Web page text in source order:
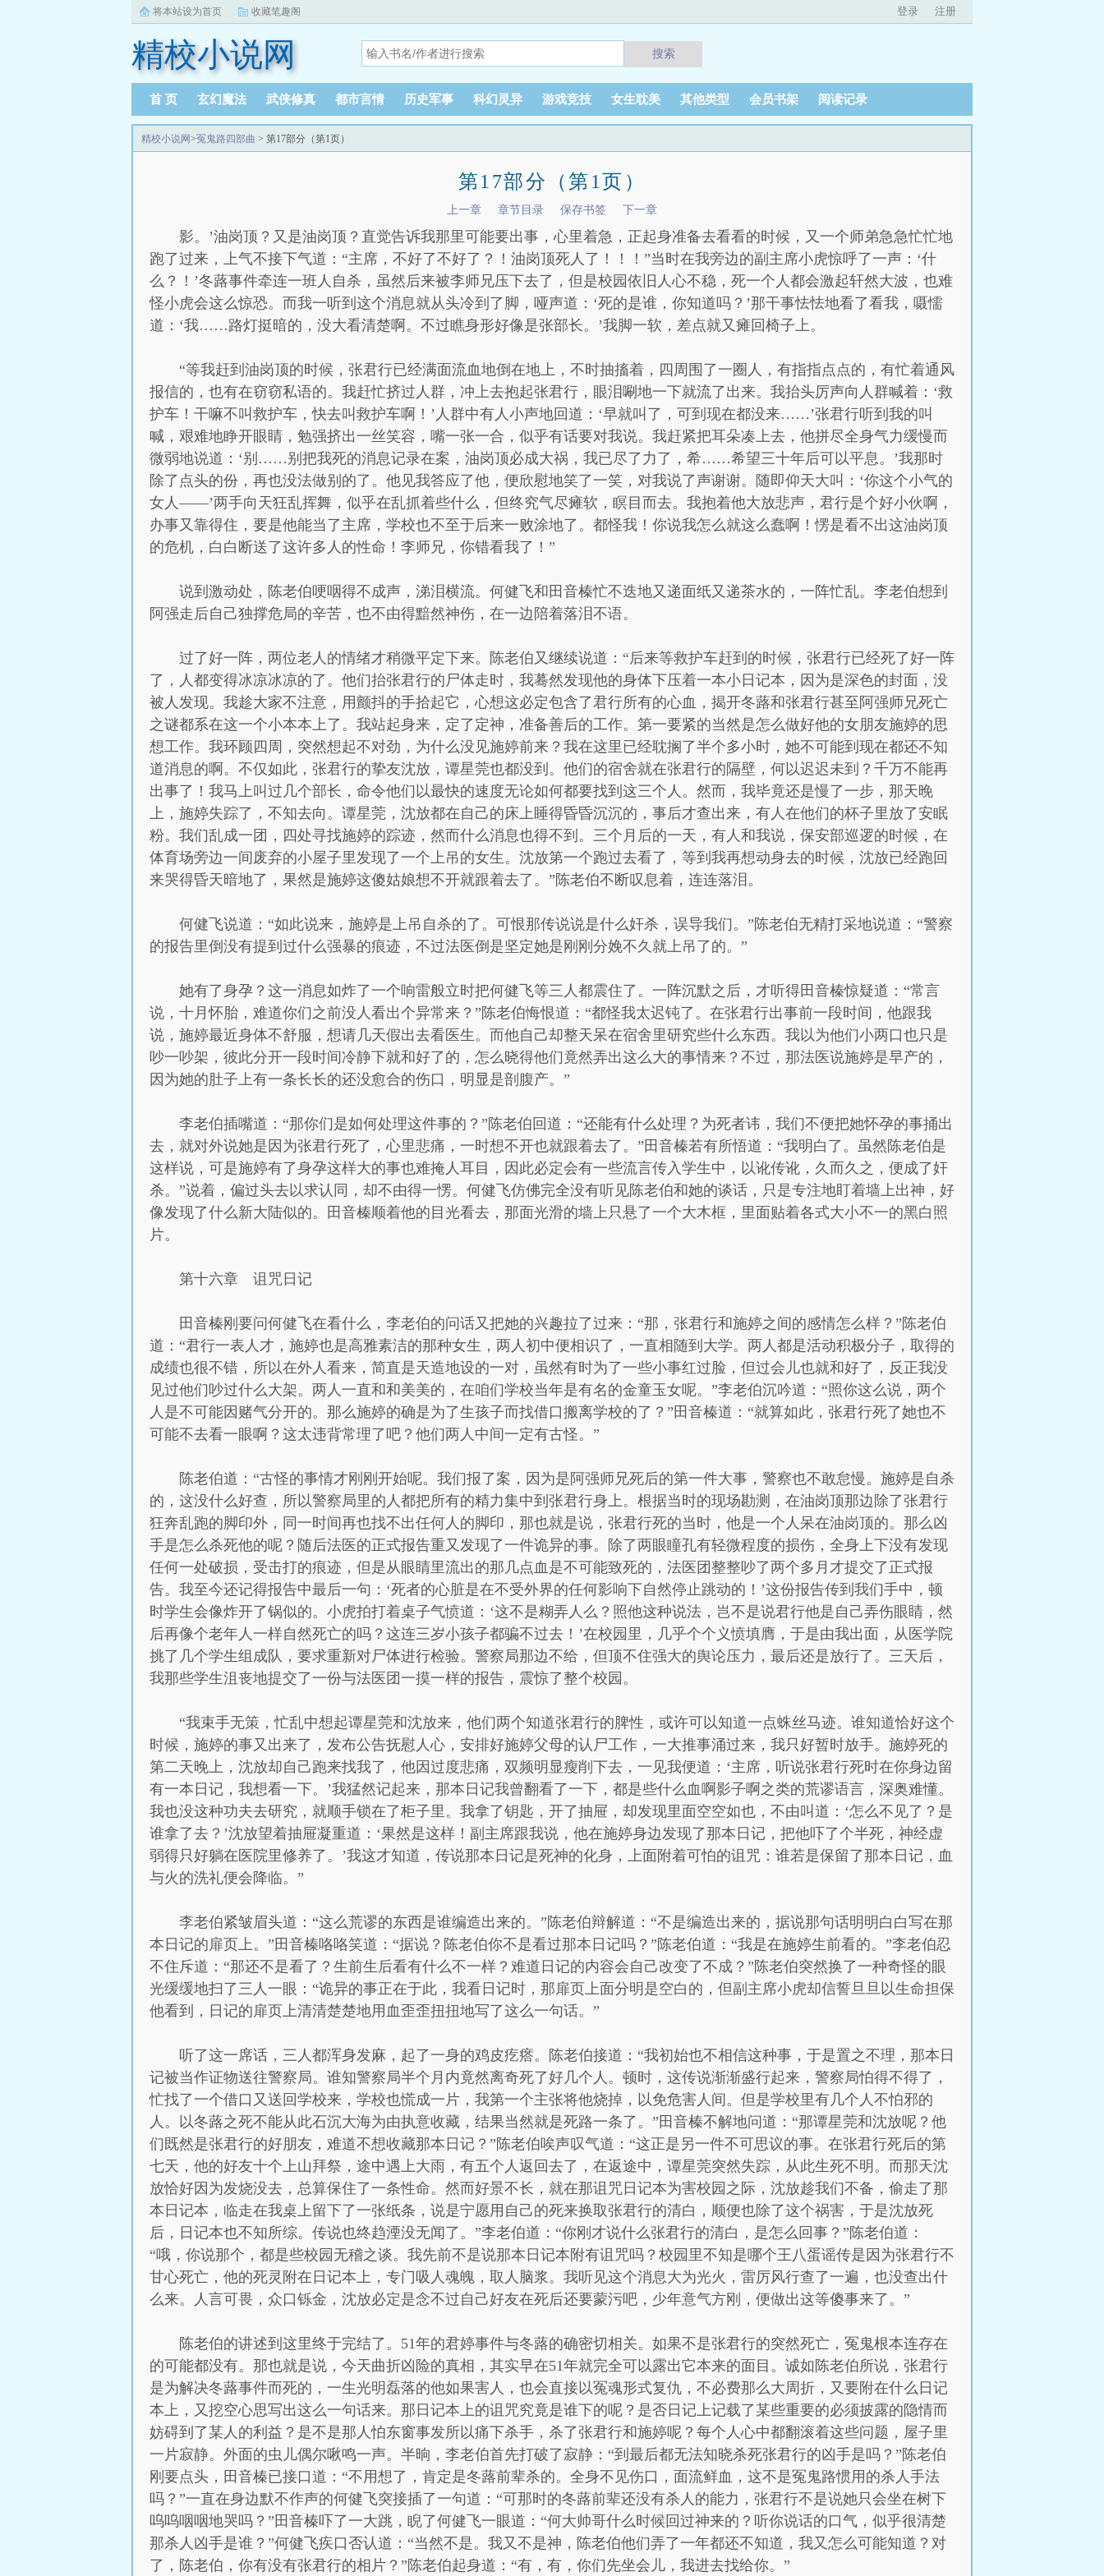
将本站设为首页 收藏笔趣阁 登录 注册
精校小说网 搜索
首 页 玄幻魔法 武侠修真 都市言情 历史军事 科幻灵异 游戏竞技 女生耽美 其他类型 会员书架 阅读记录
精校小说网>冤鬼路四部曲 > 第17部分（第1页）
第17部分（第1页）
上一章 章节目录 保存书签 下一章
影。’油岗顶？又是油岗顶？直觉告诉我那里可能要出事，心里着急，正起身准备去看看的时候，又一个师弟急急忙忙地
跑了过来，上气不接下气道：“主席，不好了不好了？！油岗顶死人了！！！”当时在我旁边的副主席小虎惊呼了一声：‘什
么？！’冬蕗事件牵连一班人自杀，虽然后来被李师兄压下去了，但是校园依旧人心不稳，死一个人都会激起轩然大波，也难
怪小虎会这么惊恐。而我一听到这个消息就从头冷到了脚，哑声道：‘死的是谁，你知道吗？’那干事怯怯地看了看我，嗫懦
道：‘我……路灯挺暗的，没大看清楚啊。不过瞧身形好像是张部长。’我脚一软，差点就又瘫回椅子上。
“等我赶到油岗顶的时候，张君行已经满面流血地倒在地上，不时抽搐着，四周围了一圈人，有指指点点的，有忙着通风
报信的，也有在窃窃私语的。我赶忙挤过人群，冲上去抱起张君行，眼泪唰地一下就流了出来。我抬头厉声向人群喊着：‘救
护车！干嘛不叫救护车，快去叫救护车啊！’人群中有人小声地回道：‘早就叫了，可到现在都没来……’张君行听到我的叫
喊，艰难地睁开眼睛，勉强挤出一丝笑容，嘴一张一合，似乎有话要对我说。我赶紧把耳朵凑上去，他拼尽全身气力缓慢而
微弱地说道：‘别……别把我死的消息记录在案，油岗顶必成大祸，我已尽了力了，希……希望三十年后可以平息。’我那时
除了点头的份，再也没法做别的了。他见我答应了他，便欣慰地笑了一笑，对我说了声谢谢。随即仰天大叫：‘你这个小气的
女人——’两手向天狂乱挥舞，似乎在乱抓着些什么，但终究气尽瘫软，瞑目而去。我抱着他大放悲声，君行是个好小伙啊，
办事又靠得住，要是他能当了主席，学校也不至于后来一败涂地了。都怪我！你说我怎么就这么蠢啊！愣是看不出这油岗顶
的危机，白白断送了这许多人的性命！李师兄，你错看我了！”
说到激动处，陈老伯哽咽得不成声，涕泪横流。何健飞和田音榛忙不迭地又递面纸又递茶水的，一阵忙乱。李老伯想到
阿强走后自己独撑危局的辛苦，也不由得黯然神伤，在一边陪着落泪不语。
过了好一阵，两位老人的情绪才稍微平定下来。陈老伯又继续说道：“后来等救护车赶到的时候，张君行已经死了好一阵
了，人都变得冰凉冰凉的了。他们抬张君行的尸体走时，我蓦然发现他的身体下压着一本小日记本，因为是深色的封面，没
被人发现。我趁大家不注意，用颤抖的手拾起它，心想这必定包含了君行所有的心血，揭开冬蕗和张君行甚至阿强师兄死亡
之谜都系在这一个小本本上了。我站起身来，定了定神，准备善后的工作。第一要紧的当然是怎么做好他的女朋友施婷的思
想工作。我环顾四周，突然想起不对劲，为什么没见施婷前来？我在这里已经耽搁了半个多小时，她不可能到现在都还不知
道消息的啊。不仅如此，张君行的挚友沈放，谭星莞也都没到。他们的宿舍就在张君行的隔壁，何以迟迟未到？千万不能再
出事了！我马上叫过几个部长，命令他们以最快的速度无论如何都要找到这三个人。然而，我毕竟还是慢了一步，那天晚
上，施婷失踪了，不知去向。谭星莞，沈放都在自己的床上睡得昏昏沉沉的，事后才查出来，有人在他们的杯子里放了安眠
粉。我们乱成一团，四处寻找施婷的踪迹，然而什么消息也得不到。三个月后的一天，有人和我说，保安部巡逻的时候，在
体育场旁边一间废弃的小屋子里发现了一个上吊的女生。沈放第一个跑过去看了，等到我再想动身去的时候，沈放已经跑回
来哭得昏天暗地了，果然是施婷这傻姑娘想不开就跟着去了。”陈老伯不断叹息着，连连落泪。
何健飞说道：“如此说来，施婷是上吊自杀的了。可恨那传说说是什么奸杀，误导我们。”陈老伯无精打采地说道：“警察
的报告里倒没有提到过什么强暴的痕迹，不过法医倒是坚定她是刚刚分娩不久就上吊了的。”
她有了身孕？这一消息如炸了一个响雷般立时把何健飞等三人都震住了。一阵沉默之后，才听得田音榛惊疑道：“常言
说，十月怀胎，难道你们之前没人看出个异常来？”陈老伯悔恨道：“都怪我太迟钝了。在张君行出事前一段时间，他跟我
说，施婷最近身体不舒服，想请几天假出去看医生。而他自己却整天呆在宿舍里研究些什么东西。我以为他们小两口也只是
吵一吵架，彼此分开一段时间冷静下就和好了的，怎么晓得他们竟然弄出这么大的事情来？不过，那法医说施婷是早产的，
因为她的肚子上有一条长长的还没愈合的伤口，明显是剖腹产。”
李老伯插嘴道：“那你们是如何处理这件事的？”陈老伯回道：“还能有什么处理？为死者讳，我们不便把她怀孕的事捅出
去，就对外说她是因为张君行死了，心里悲痛，一时想不开也就跟着去了。”田音榛若有所悟道：“我明白了。虽然陈老伯是
这样说，可是施婷有了身孕这样大的事也难掩人耳目，因此必定会有一些流言传入学生中，以讹传讹，久而久之，便成了奸
杀。”说着，偏过头去以求认同，却不由得一愣。何健飞仿佛完全没有听见陈老伯和她的谈话，只是专注地盯着墙上出神，好
像发现了什么新大陆似的。田音榛顺着他的目光看去，那面光滑的墙上只悬了一个大木框，里面贴着各式大小不一的黑白照
片。
第十六章 诅咒日记
田音榛刚要问何健飞在看什么，李老伯的问话又把她的兴趣拉了过来：“那，张君行和施婷之间的感情怎么样？”陈老伯
道：“君行一表人才，施婷也是高雅素洁的那种女生，两人初中便相识了，一直相随到大学。两人都是活动积极分子，取得的
成绩也很不错，所以在外人看来，简直是天造地设的一对，虽然有时为了一些小事红过脸，但过会儿也就和好了，反正我没
见过他们吵过什么大架。两人一直和和美美的，在咱们学校当年是有名的金童玉女呢。”李老伯沉吟道：“照你这么说，两个
人是不可能因赌气分开的。那么施婷的确是为了生孩子而找借口搬离学校的了？”田音榛道：“就算如此，张君行死了她也不
可能不去看一眼啊？这太违背常理了吧？他们两人中间一定有古怪。”
陈老伯道：“古怪的事情才刚刚开始呢。我们报了案，因为是阿强师兄死后的第一件大事，警察也不敢怠慢。施婷是自杀
的，这没什么好查，所以警察局里的人都把所有的精力集中到张君行身上。根据当时的现场勘测，在油岗顶那边除了张君行
狂奔乱跑的脚印外，同一时间再也找不出任何人的脚印，那也就是说，张君行死的当时，他是一个人呆在油岗顶的。那么凶
手是怎么杀死他的呢？随后法医的正式报告重又发现了一件诡异的事。除了两眼瞳孔有轻微程度的损伤，全身上下没有发现
任何一处破损，受击打的痕迹，但是从眼睛里流出的那几点血是不可能致死的，法医团整整吵了两个多月才提交了正式报
告。我至今还记得报告中最后一句：‘死者的心脏是在不受外界的任何影响下自然停止跳动的！’这份报告传到我们手中，顿
时学生会像炸开了锅似的。小虎拍打着桌子气愤道：‘这不是糊弄人么？照他这种说法，岂不是说君行他是自己弄伤眼睛，然
后再像个老年人一样自然死亡的吗？这连三岁小孩子都骗不过去！’在校园里，几乎个个义愤填膺，于是由我出面，从医学院
挑了几个学生组成队，要求重新对尸体进行检验。警察局那边不给，但顶不住强大的舆论压力，最后还是放行了。三天后，
我那些学生沮丧地提交了一份与法医团一摸一样的报告，震惊了整个校园。
“我束手无策，忙乱中想起谭星莞和沈放来，他们两个知道张君行的脾性，或许可以知道一点蛛丝马迹。谁知道恰好这个
时候，施婷的事又出来了，发布公告抚慰人心，安排好施婷父母的认尸工作，一大推事涌过来，我只好暂时放手。施婷死的
第二天晚上，沈放却自己跑来找我了，他因过度悲痛，双频明显瘦削下去，一见我便道：‘主席，听说张君行死时在你身边留
有一本日记，我想看一下。’我猛然记起来，那本日记我曾翻看了一下，都是些什么血啊影子啊之类的荒谬语言，深奥难懂。
我也没这种功夫去研究，就顺手锁在了柜子里。我拿了钥匙，开了抽屉，却发现里面空空如也，不由叫道：‘怎么不见了？是
谁拿了去？’沈放望着抽屉凝重道：‘果然是这样！副主席跟我说，他在施婷身边发现了那本日记，把他吓了个半死，神经虚
弱得只好躺在医院里修养了。’我这才知道，传说那本日记是死神的化身，上面附着可怕的诅咒：谁若是保留了那本日记，血
与火的洗礼便会降临。”
李老伯紧皱眉头道：“这么荒谬的东西是谁编造出来的。”陈老伯辩解道：“不是编造出来的，据说那句话明明白白写在那
本日记的扉页上。”田音榛咯咯笑道：“据说？陈老伯你不是看过那本日记吗？”陈老伯道：“我是在施婷生前看的。”李老伯忍
不住斥道：“那还不是看了？生前生后看有什么不一样？难道日记的内容会自己改变了不成？”陈老伯突然换了一种奇怪的眼
光缓缓地扫了三人一眼：“诡异的事正在于此，我看日记时，那扉页上面分明是空白的，但副主席小虎却信誓旦旦以生命担保
他看到，日记的扉页上清清楚楚地用血歪歪扭扭地写了这么一句话。”
听了这一席话，三人都浑身发麻，起了一身的鸡皮疙瘩。陈老伯接道：“我初始也不相信这种事，于是置之不理，那本日
记被当作证物送往警察局。谁知警察局半个月内竟然离奇死了好几个人。顿时，这传说渐渐盛行起来，警察局怕得不得了，
忙找了一个借口又送回学校来，学校也慌成一片，我第一个主张将他烧掉，以免危害人间。但是学校里有几个人不怕邪的
人。以冬蕗之死不能从此石沉大海为由执意收藏，结果当然就是死路一条了。”田音榛不解地问道：“那谭星莞和沈放呢？他
们既然是张君行的好朋友，难道不想收藏那本日记？”陈老伯唉声叹气道：“这正是另一件不可思议的事。在张君行死后的第
七天，他的好友十个上山拜祭，途中遇上大雨，有五个人返回去了，在返途中，谭星莞突然失踪，从此生死不明。而那天沈
放恰好因为发烧没去，总算保住了一条性命。然而好景不长，就在那诅咒日记本为害校园之际，沈放趁我们不备，偷走了那
本日记本，临走在我桌上留下了一张纸条，说是宁愿用自己的死来换取张君行的清白，顺便也除了这个祸害，于是沈放死
后，日记本也不知所综。传说也终趋湮没无闻了。”李老伯道：“你刚才说什么张君行的清白，是怎么回事？”陈老伯道：
“哦，你说那个，都是些校园无稽之谈。我先前不是说那本日记本附有诅咒吗？校园里不知是哪个王八蛋谣传是因为张君行不
甘心死亡，他的死灵附在日记本上，专门吸人魂魄，取人脑浆。我听见这个消息大为光火，雷厉风行查了一遍，也没查出什
么来。人言可畏，众口铄金，沈放必定是念不过自己好友在死后还要蒙污吧，少年意气方刚，便做出这等傻事来了。”
陈老伯的讲述到这里终于完结了。51年的君婷事件与冬蕗的确密切相关。如果不是张君行的突然死亡，冤鬼根本连存在
的可能都没有。那也就是说，今天曲折凶险的真相，其实早在51年就完全可以露出它本来的面目。诚如陈老伯所说，张君行
是为解决冬蕗事件而死的，一生光明磊落的他如果害人，也会直接以冤魂形式复仇，不必费那么大周折，又要附在什么日记
本上，又挖空心思写出这么一句话来。那日记本上的诅咒究竟是谁下的呢？是否日记上记载了某些重要的必须披露的隐情而
妨碍到了某人的利益？是不是那人怕东窗事发所以痛下杀手，杀了张君行和施婷呢？每个人心中都翻滚着这些问题，屋子里
一片寂静。外面的虫儿偶尔啾鸣一声。半晌，李老伯首先打破了寂静：“到最后都无法知晓杀死张君行的凶手是吗？”陈老伯
刚要点头，田音榛已接口道：“不用想了，肯定是冬蕗前辈杀的。全身不见伤口，面流鲜血，这不是冤鬼路惯用的杀人手法
吗？”一直在身边默不作声的何健飞突接插了一句道：“可那时的冬蕗前辈还没有杀人的能力，张君行不是说她只会坐在树下
呜呜咽咽地哭吗？”田音榛吓了一大跳，睨了何健飞一眼道：“何大帅哥什么时候回过神来的？听你说话的口气，似乎很清楚
那杀人凶手是谁？”何健飞疾口否认道：“当然不是。我又不是神，陈老伯他们弄了一年都还不知道，我又怎么可能知道？对
了，陈老伯，你有没有张君行的相片？”陈老伯起身道：“有，有，你们先坐会儿，我进去找给你。”